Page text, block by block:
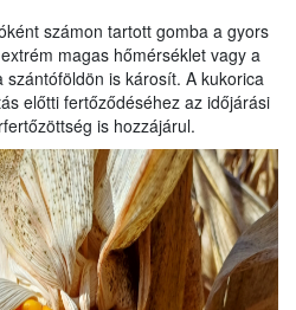
számon tartott gomba a gyors
magas hőmérséklet vagy a
is károsít. A kukorica
előtti fertőződéséhez az időjárási
is hozzájárul.